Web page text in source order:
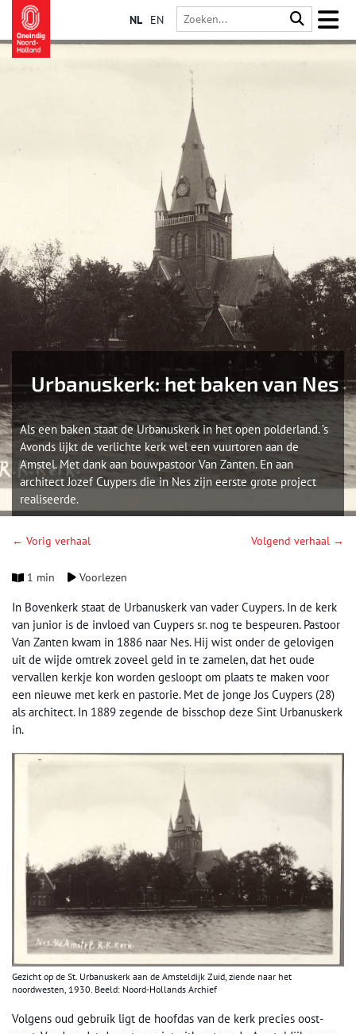
NL EN
Urbanuskerk: het baken van Nes
Als een baken staat de Urbanuskerk in het open polderland. ’s
Avonds lijkt de verlichte kerk wel een vuurtoren aan de
Amstel. Met dank aan bouwpastoor Van Zanten. En aan
architect Jozef Cuypers die in Nes zijn eerste grote project
realiseerde.
← Vorig verhaal Volgend verhaal →
1 min Voorlezen
In Bovenkerk staat de Urbanuskerk van vader Cuypers. In de kerk
van junior is de invloed van Cuypers sr. nog te bespeuren. Pastoor
Van Zanten kwam in 1886 naar Nes. Hij wist onder de gelovigen
uit de wijde omtrek zoveel geld in te zamelen, dat het oude
vervallen kerkje kon worden gesloopt om plaats te maken voor
een nieuwe met kerk en pastorie. Met de jonge Jos Cuypers (28)
als architect. In 1889 zegende de bisschop deze Sint Urbanuskerk
in.
Gezicht op de St. Urbanuskerk aan de Amsteldijk Zuid, ziende naar het
noordwesten, 1930. Beeld: Noord-Hollands Archief
Volgens oud gebruik ligt de hoofdas van de kerk precies oost-